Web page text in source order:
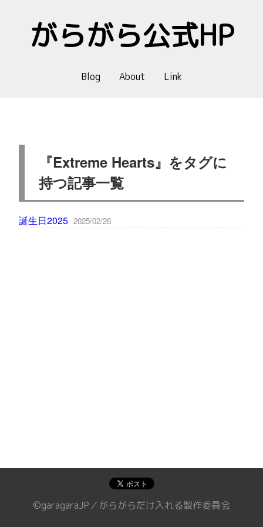
がらがら公式HP
Blog About Link
『Extreme Hearts』をタグに
持つ記事一覧
誕生日2025 2025/02/26
©garagaraJP／がらがらだけ入れる製作委員会